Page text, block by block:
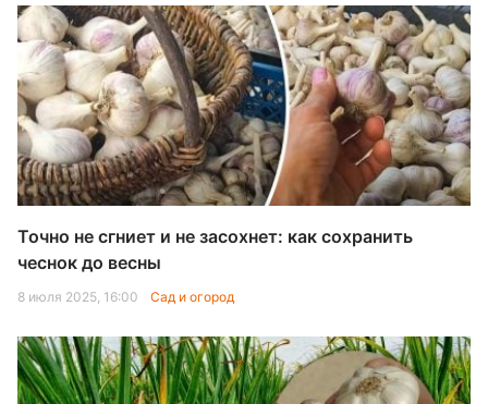
Точно не сгниет и не засохнет: как сохранить
чеснок до весны
8 июля 2025, 16:00 Сад и огород